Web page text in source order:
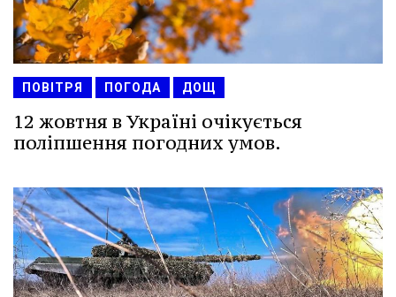
ПОВІТРЯ ПОГОДА ДОЩ
12 жовтня в Україні очікується
поліпшення погодних умов.